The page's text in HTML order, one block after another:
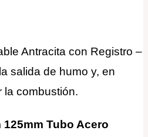
Antracita con Registro –
salida de humo y, en
la combustión.
Tubo Acero